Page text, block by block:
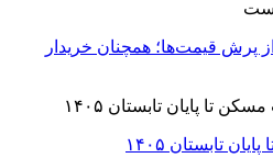
پرش قیمت‌ها؛ همچنان خریدار
تابستان ۱۴۰۵